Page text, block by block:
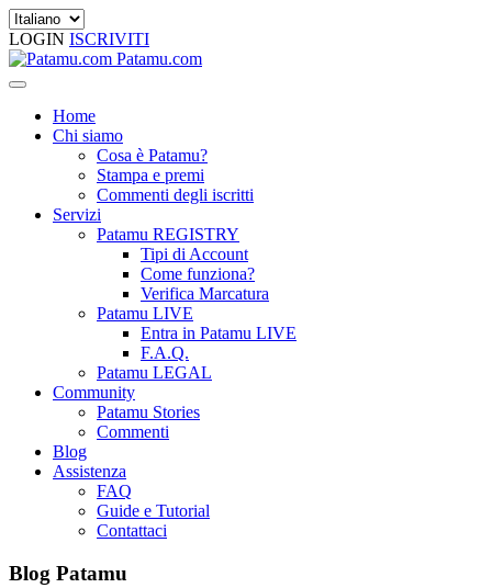
LOGIN ISCRIVITI
Patamu.com
Home
Chi siamo
Cosa è Patamu?
Stampa e premi
Commenti degli iscritti
Servizi
Patamu REGISTRY
Tipi di Account
Come funziona?
Verifica Marcatura
Patamu LIVE
Entra in Patamu LIVE
F.A.Q.
Patamu LEGAL
Community
Patamu Stories
Commenti
Blog
Assistenza
FAQ
Guide e Tutorial
Contattaci
Blog Patamu